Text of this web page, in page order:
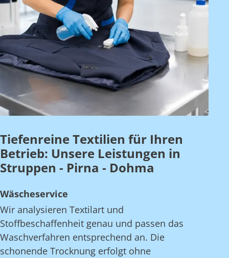
Tiefenreine Textilien für Ihren
Betrieb: Unsere Leistungen in
Struppen - Pirna - Dohma
Wäscheservice
Wir analysieren Textilart und
Stoffbeschaffenheit genau und passen das
Waschverfahren entsprechend an. Die
schonende Trocknung erfolgt ohne